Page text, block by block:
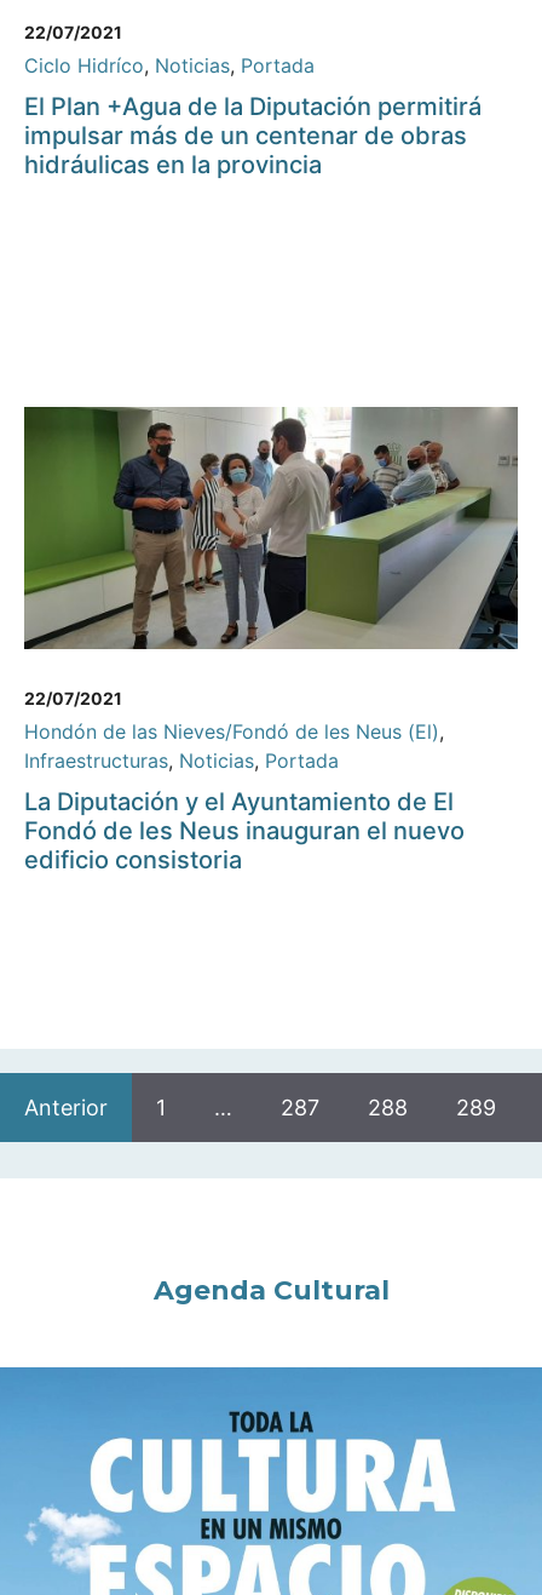
22/07/2021
Ciclo Hidríco, Noticias, Portada
El Plan +Agua de la Diputación permitirá
impulsar más de un centenar de obras
hidráulicas en la provincia
22/07/2021
Hondón de las Nieves/Fondó de les Neus (El),
Infraestructuras, Noticias, Portada
La Diputación y el Ayuntamiento de El
Fondó de les Neus inauguran el nuevo
edificio consistoria
Anterior 1 … 287 288 289
Agenda Cultural